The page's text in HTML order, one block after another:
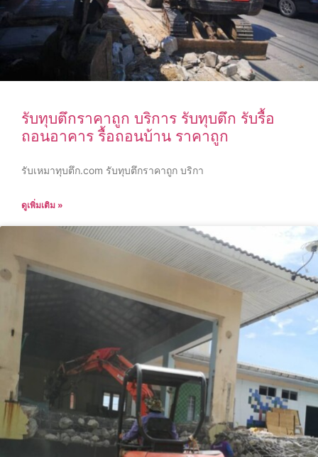
รับทุบตึกราคาถูก บริการ รับทุบตึก รับรื้อ
ถอนอาคาร รื้อถอนบ้าน ราคาถูก
รับเหมาทุบตึก.com รับทุบตึกราคาถูก บริกา
ดูเพิ่มเติม »